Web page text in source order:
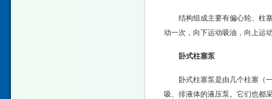
结构组成主要有偏心轮、柱
动一次，向下运动吸油，向上运
卧式柱塞泵
卧式柱塞泵是由几个柱塞（
吸、排液体的液压泵。它们也都